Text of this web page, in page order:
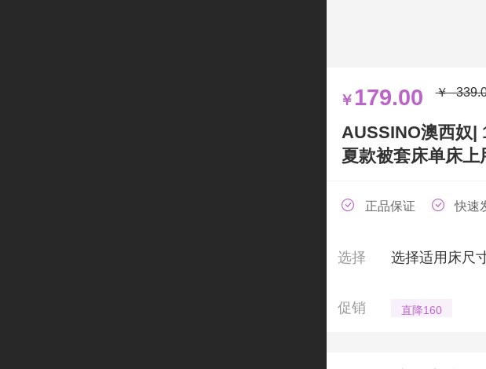
￥179.00 ￥
AUSSINO澳西奴|
夏款被套床单床上
正品保证 快速
选择 选择适用床尺
促销 直降160